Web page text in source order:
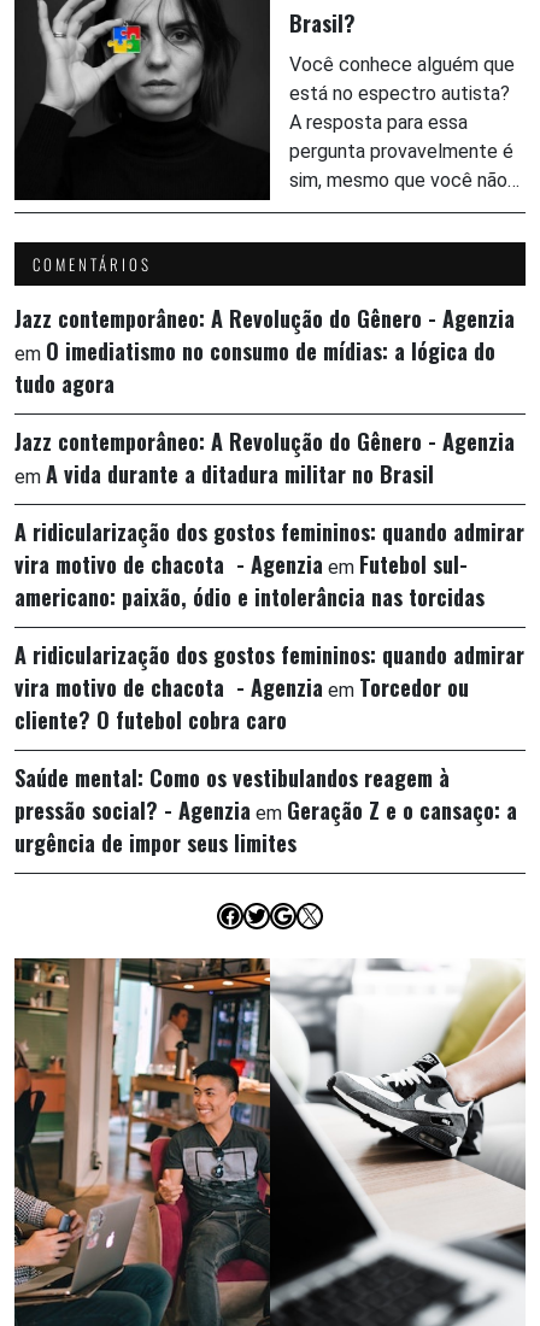
Brasil?
Você conhece alguém que
está no espectro autista?
A resposta para essa
pergunta provavelmente é
sim, mesmo que você não…
COMENTÁRIOS
Jazz contemporâneo: A Revolução do Gênero - Agenzia
em O imediatismo no consumo de mídias: a lógica do
tudo agora
Jazz contemporâneo: A Revolução do Gênero - Agenzia
em A vida durante a ditadura militar no Brasil
A ridicularização dos gostos femininos: quando admirar
vira motivo de chacota - Agenzia em Futebol sul-
americano: paixão, ódio e intolerância nas torcidas
A ridicularização dos gostos femininos: quando admirar
vira motivo de chacota - Agenzia em Torcedor ou
cliente? O futebol cobra caro
Saúde mental: Como os vestibulandos reagem à
pressão social? - Agenzia em Geração Z e o cansaço: a
urgência de impor seus limites
Facebook
Twitter
Google
X